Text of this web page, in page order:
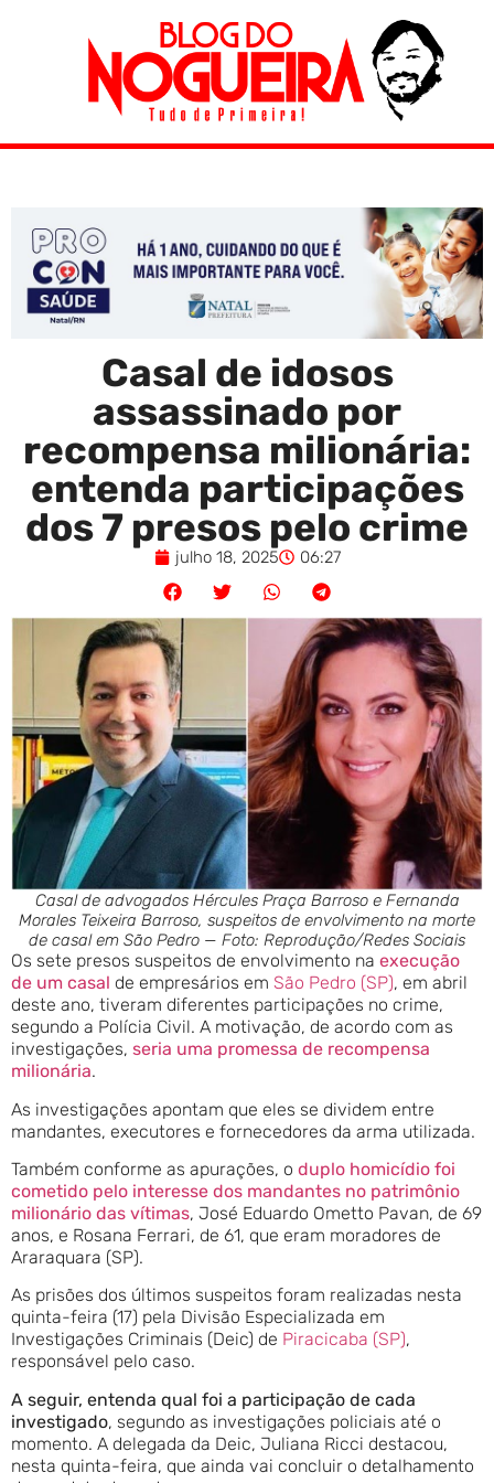
Casal de idosos
assassinado por
recompensa milionária:
entenda participações
dos 7 presos pelo crime
julho 18, 2025 06:27
Casal de advogados Hércules Praça Barroso e Fernanda
Morales Teixeira Barroso, suspeitos de envolvimento na morte
de casal em São Pedro — Foto: Reprodução/Redes Sociais
Os sete presos suspeitos de envolvimento na execução
de um casal de empresários em São Pedro (SP), em abril
deste ano, tiveram diferentes participações no crime,
segundo a Polícia Civil. A motivação, de acordo com as
investigações, seria uma promessa de recompensa
milionária.
As investigações apontam que eles se dividem entre
mandantes, executores e fornecedores da arma utilizada.
Também conforme as apurações, o duplo homicídio foi
cometido pelo interesse dos mandantes no patrimônio
milionário das vítimas, José Eduardo Ometto Pavan, de 69
anos, e Rosana Ferrari, de 61, que eram moradores de
Araraquara (SP).
As prisões dos últimos suspeitos foram realizadas nesta
quinta-feira (17) pela Divisão Especializada em
Investigações Criminais (Deic) de Piracicaba (SP),
responsável pelo caso.
A seguir, entenda qual foi a participação de cada
investigado, segundo as investigações policiais até o
momento. A delegada da Deic, Juliana Ricci destacou,
nesta quinta-feira, que ainda vai concluir o detalhamento